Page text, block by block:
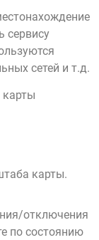
сервису
сетей и т.д.
карты.
отключения
по состоянию